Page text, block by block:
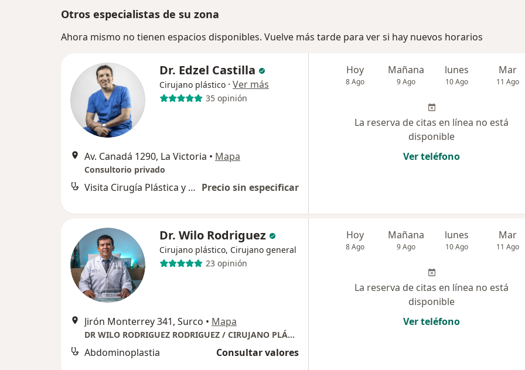
Otros especialistas de su zona
Ahora mismo no tienen espacios disponibles. Vuelve más tarde para ver si hay nuevos horarios
Dr. Edzel Castilla
Cirujano plástico · Ver más
35 opinión
Av. Canadá 1290, La Victoria • Mapa
Consultorio privado
Visita Cirugía Plástica y Reparadora Precio sin especificar
Hoy
8 Ago
Mañana
9 Ago
lunes
10 Ago
Mar
11 Ago
La reserva de citas en línea no está
disponible
Ver teléfono
Dr. Wilo Rodriguez
Cirujano plástico, Cirujano general
23 opinión
Jirón Monterrey 341, Surco • Mapa
DR WILO RODRIGUEZ RODRIGUEZ / CIRUJANO PLÁSTICO, ESTÉTICO Y RECONSTRUCTIVO
Abdominoplastia Consultar valores
Hoy
8 Ago
Mañana
9 Ago
lunes
10 Ago
Mar
11 Ago
La reserva de citas en línea no está
disponible
Ver teléfono